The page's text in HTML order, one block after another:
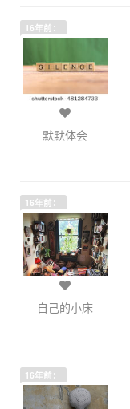
16年前：
默默体会
16年前：
自己的小床
16年前：